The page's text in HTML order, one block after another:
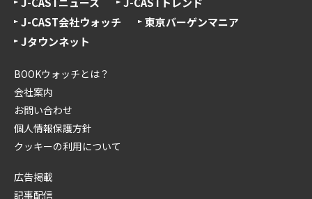
J-CAST会社ウォッチ
東京バーゲンマニア
Jタウンネット
BOOKウォッチとは？
会社案内
お問い合わせ
個人情報保護方針
クッキーの利用について
広告掲載
記事配信